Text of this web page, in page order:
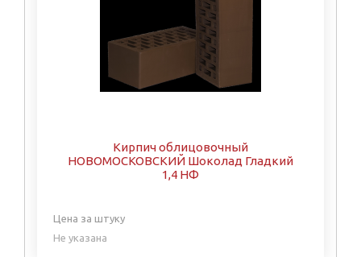
Кирпич облицовочный
НОВОМОСКОВСКИЙ Шоколад Гладкий
1,4 НФ
Цена за штуку
Не указана